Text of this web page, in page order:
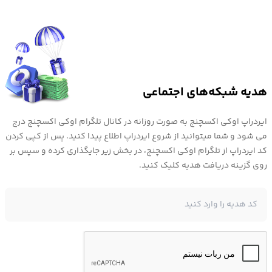
با توجه به نوسانات بالای قیمت ارزهای دیجیتال، بهتر است نرخ لحظه ای
0.164756 دلار است که با محاسبه
قیمت تتر امروز
، 30,612 تومان معامله می
شود.
دیجیتال دیگر را در صرافی اوکی اکسچنج مشاهده و بررسی نمایید.
فروش استلار
هدیه شبکه‌های اجتماعی
ایردراپ اوکی اکسچنج به صورت روزانه در کانال تلگرام اوکی اکسچنج درج
می شود و شما میتوانید از شروع ایردراپ اطلاع پیدا کنید. پس از کپی کردن
کد ایردراپ از تلگرام اوکی اکسچنج، در بخش زیر جایگذاری کرده و سپس بر
روی گزینه دریافت هدیه کلیک کنید.